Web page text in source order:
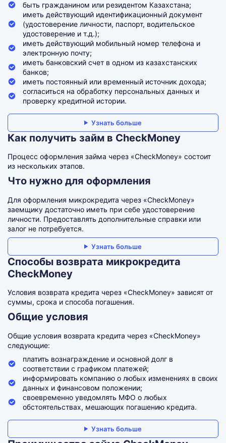
быть гражданином или резидентом Казахстана;
иметь действующий идентификационный документ
(удостоверение личности, паспорт, водительское
удостоверение и т.д.);
иметь действующий мобильный номер телефона и
электронную почту;
иметь банковский счет в одном из казахстанских
банков;
иметь постоянный или временный источник дохода;
согласиться на обработку персональных данных и
проверку кредитной истории.
Узнать больше
Как получить займ в CheckMoney
Процесс оформления займа через «CheckMoney» состоит
из нескольких этапов.
Что нужно для оформления
Для оформления микрокредита через «CheckMoney»
заемщику достаточно иметь при себе удостоверение
личности. Предоставлять дополнительные справки или
залог не потребуется.
Узнать больше
Способы возврата микрокредита
CheckMoney
Условия возврата кредита через «CheckMoney» зависят от
суммы, срока и способа погашения.
Общие условия
Общие условия возврата кредита через «CheckMoney»
следующие:
платить вознаграждение и основной долг в
соответствии с графиком платежей;
информировать компанию о любых изменениях в своих
данных и финансовом положении;
своевременно уведомлять МФО о любых
обстоятельствах, мешающих погашению кредита.
Узнать больше